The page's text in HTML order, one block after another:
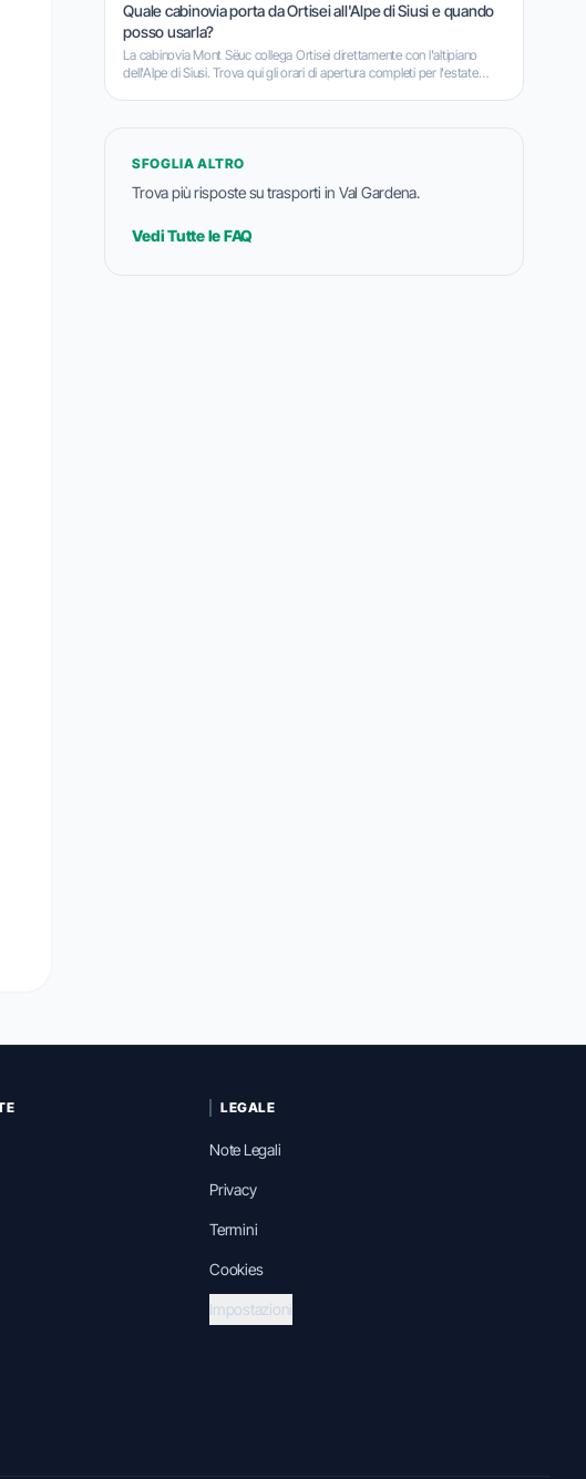
Quale cabinovia porta da Ortisei all'Alpe di Siusi e quando
posso usarla?
La cabinovia Mont Sëuc collega Ortisei direttamente con l'altipiano
dell'Alpe di Siusi. Trova qui gli orari di apertura completi per l'estate
SFOGLIA ALTRO
Trova più risposte su trasporti in Val Gardena.
Vedi Tutte le FAQ
LEGALE
Note Legali
Privacy
Termini
Cookies
Impostazioni